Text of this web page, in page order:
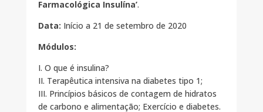
Farmacológica Insulína’.
Data: Início a 21 de setembro de 2020
Módulos:
I. O que é insulina?
II. Terapêutica intensiva na diabetes tipo 1;
III. Princípios básicos de contagem de hidratos
de carbono e alimentação; Exercício e diabetes.